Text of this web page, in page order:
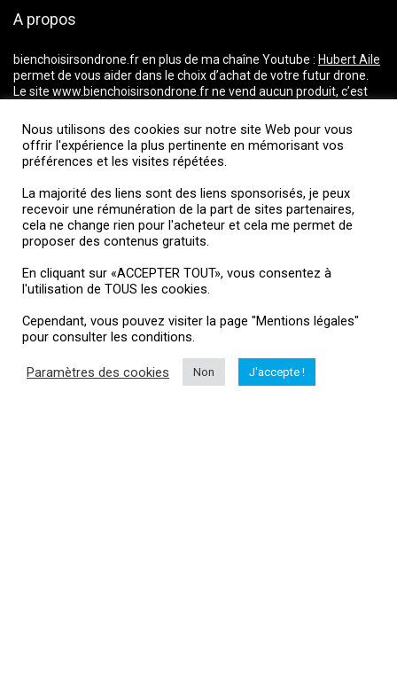
A propos
bienchoisirsondrone.fren plus de ma chaîne Youtube : Hubert Aile
permet de vous aider dans le choix d’achat de votre futur drone.
Le site www.bienchoisirsondrone.fr ne vend aucun produit, c’est
d’un drone. Il répertorie les prix du marché et vous dirige vers les
magasins proposant les meilleurs tarifs.
La majorité des liens ci-dessus incluent une commission d’affiliation ou
de partenariats. Je fais partie d’un réseau d’affiliation et je reçois une
rémunération de la part de sites partenaires, cela ne change rien pour
l’acheteur et cela me permet de proposer des contenus gratuits.
Suivez-moi
Nous utilisons des cookies sur notre site Web pour vous
offrir l'expérience la plus pertinente en mémorisant vos
préférences et les visites répétées.
La majorité des liens sont des liens sponsorisés, je peux
recevoir une rémunération de la part de sites partenaires,
cela ne change rien pour l'acheteur et cela me permet de
proposer des contenus gratuits.
En cliquant sur «ACCEPTER TOUT», vous consentez à
l'utilisation de TOUS les cookies.
Cependant, vous pouvez visiter la page "Mentions légales"
pour consulter les conditions.
Paramètres des cookies Non J'accepte !